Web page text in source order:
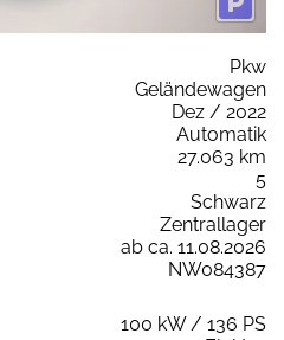
Pkw
Geländewagen
Dez / 2022
Automatik
27.063 km
5
Schwarz
Zentrallager
ab ca. 11.08.2026
NW084387
100 kW / 136 PS